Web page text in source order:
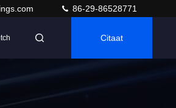
86-29-86528771
Citaat